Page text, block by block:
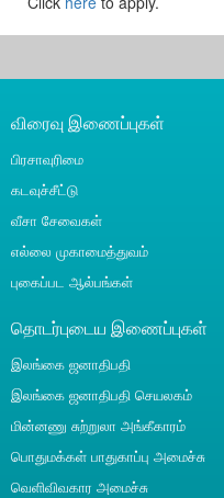
விரைவு இணைப்புகள்
பிரசாவுரிமை
கடவுச்சீட்டு
வீசா சேவைகள்
எல்லை முகாமைத்துவம்
புகைப்பட ஆல்பங்கள்
தொடர்புடைய இணைப்புகள்
இலங்கை ஜனாதிபதி
இலங்கை ஜனாதிபதி செயலகம்
மின்னணு சுற்றுலா அங்கீகாரம்
பொதுமக்கள் பாதுகாப்பு அமைச்சு
வெளிவிவகார அமைச்சு